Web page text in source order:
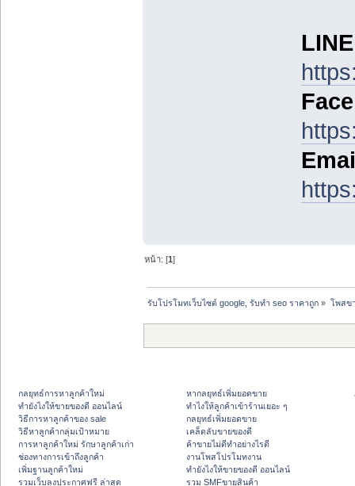
หน้า: [1]
รับโปรโมทเว็บไซต์ google, รับทำ seo ราคาถูก » โพสข
กลยุทธ์การหาลูกค้าใหม่
ทํายังไงให้ขายของดี ออนไลน์
วิธีการหาลูกค้าของ sale
วิธีหาลูกค้ากลุ่มเป้าหมาย
การหาลูกค้าใหม่ รักษาลูกค้าเก่า
ช่องทางการเข้าถึงลูกค้า
เพิ่มฐานลูกค้าใหม่
รวมเว็บลงประกาศฟรี ล่าสุด
หากลยุทธ์เพิ่มยอดขาย
ทําไงให้ลูกค้าเข้าร้านเยอะ ๆ
กลยุทธ์เพิ่มยอดขาย
เคล็ดลับขายของดี
ค้าขายไม่ดีทำอย่างไรดี
งานโพสโปรโมทงาน
ทํายังไงให้ขายของดี ออนไลน์
รวม SMFขายสินค้า